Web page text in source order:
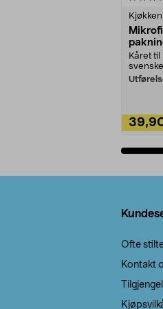
Kåret
Ofte
Kontakt